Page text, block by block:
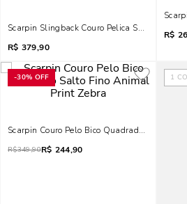
Scarpin Slingback Couro Pelica Soft Preto
R$ 379,90
R$
-30% OFF
Scarpin Couro Pelo Bico Quadrado Salto
R$349,90R$ 244,90
1